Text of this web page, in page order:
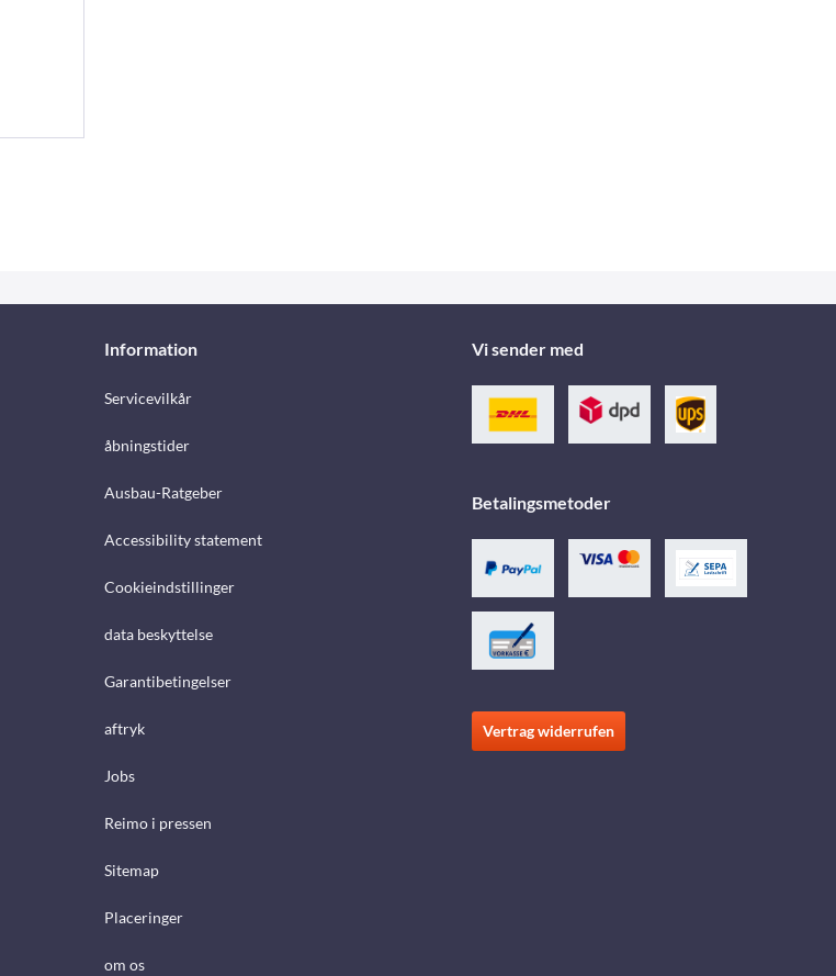
Information
Servicevilkår
åbningstider
Ausbau-Ratgeber
Accessibility statement
Cookieindstillinger
data beskyttelse
Garantibetingelser
aftryk
Jobs
Reimo i pressen
Sitemap
Placeringer
om os
Vi sender med
Betalingsmetoder
Vertrag widerrufen